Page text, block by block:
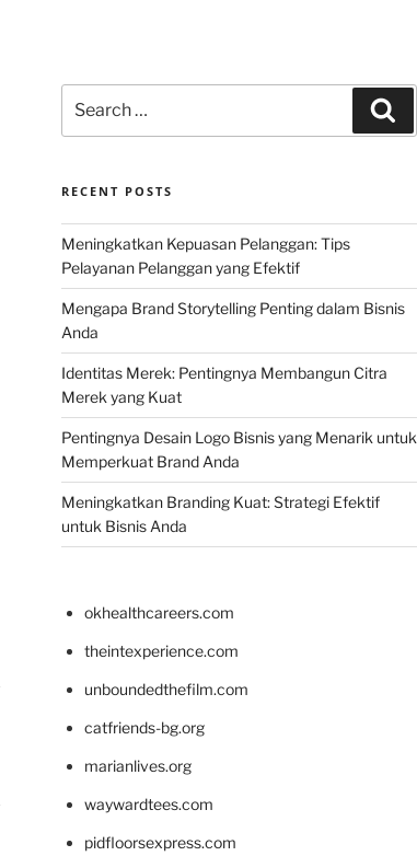
for:
RECENT POSTS
Meningkatkan Kepuasan Pelanggan: Tips
Pelayanan Pelanggan yang Efektif
Mengapa Brand Storytelling Penting dalam Bisnis
Anda
Identitas Merek: Pentingnya Membangun Citra
Merek yang Kuat
Pentingnya Desain Logo Bisnis yang Menarik untuk
Memperkuat Brand Anda
Meningkatkan Branding Kuat: Strategi Efektif
untuk Bisnis Anda
okhealthcareers.com
theintexperience.com
unboundedthefilm.com
catfriends-bg.org
marianlives.org
waywardtees.com
pidfloorsexpress.com